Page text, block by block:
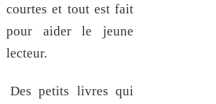
courtes et tout est fait
pour aider le jeune
lecteur.
Des petits livres qui